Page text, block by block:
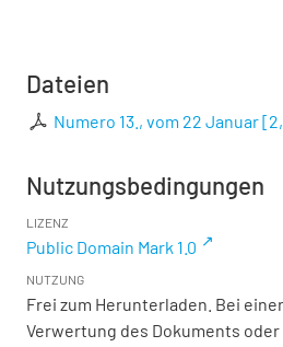
Dateien
Numero 13., vom 22 Januar[
Nutzungsbedingungen
LIZENZ
Public Domain Mark 1.0
NUTZUNG
Frei zum Herunterladen. Bei
Verwertung des Dokuments